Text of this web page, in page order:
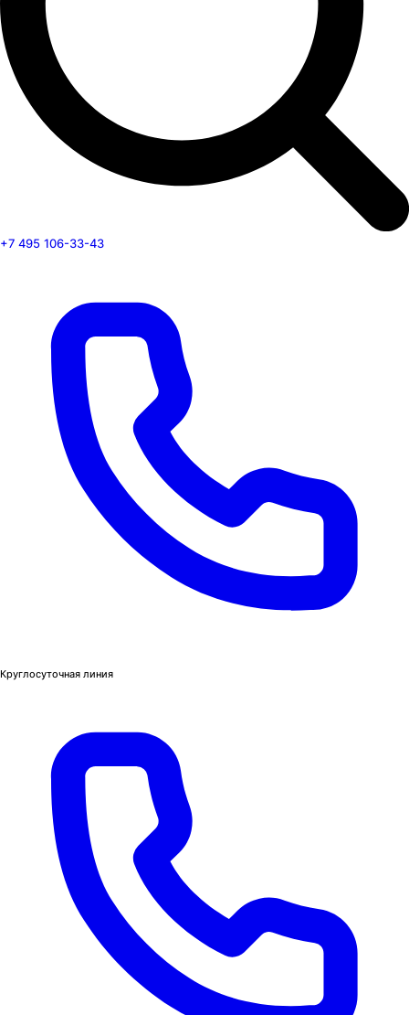
+7 495 106-33-43
Круглосуточная линия